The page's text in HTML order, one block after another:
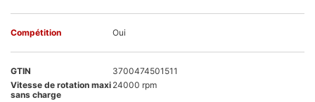
Compétition Oui
GTIN
3700474501511
Vitesse de rotation maxi
sans charge
24000 rpm